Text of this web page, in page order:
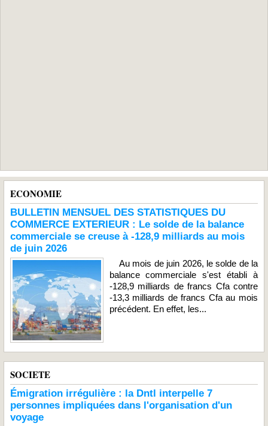
ECONOMIE
BULLETIN MENSUEL DES STATISTIQUES DU
COMMERCE EXTERIEUR : Le solde de la balance
commerciale se creuse à -128,9 milliards au mois
de juin 2026
Au mois de juin 2026, le solde de la
balance commerciale s'est établi à
-128,9 milliards de francs Cfa contre
-13,3 milliards de francs Cfa au mois
précédent. En effet, les...
SOCIETE
Émigration irrégulière : la Dntl interpelle 7
personnes impliquées dans l'organisation d'un
voyage